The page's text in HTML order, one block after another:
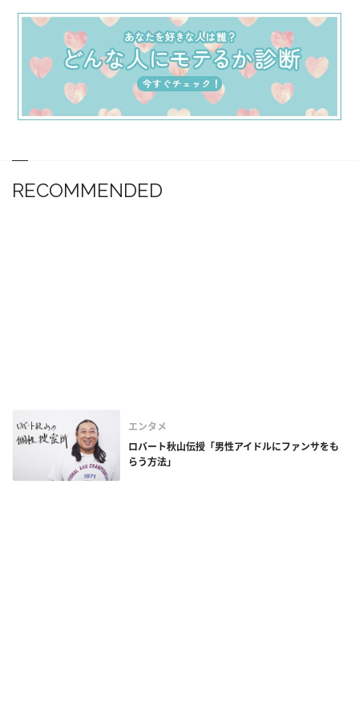
RECOMMENDED
エンタメ
ロバート秋山伝授「男性アイドルにファンサをも
らう方法」